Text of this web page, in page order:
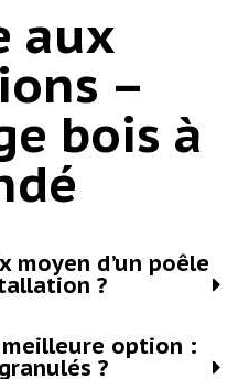
aux
–
bois à
moyen d’un poêle
?
option :
?